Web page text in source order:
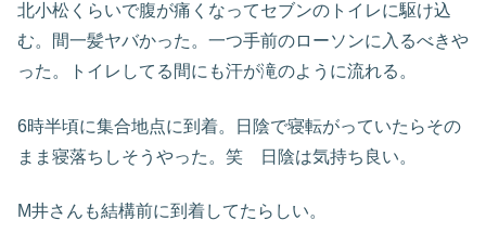
北小松くらいで腹が痛くなってセブンのトイレに駆け込
む。間一髪ヤバかった。一つ手前のローソンに入るべきや
った。トイレしてる間にも汗が滝のように流れる。
6時半頃に集合地点に到着。日陰で寝転がっていたらその
まま寝落ちしそうやった。笑 日陰は気持ち良い。
M井さんも結構前に到着してたらしい。